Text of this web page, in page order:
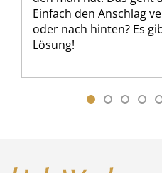
Einfach den Anschlag
oder nach hinten? Es
Lösung!